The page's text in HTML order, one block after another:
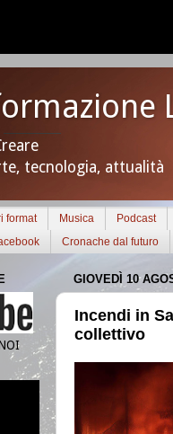
tecnologia, attualità
format Musica Podcast
Cronache dal futuro
GIOVEDÌ 10
Incendi in
collettivo